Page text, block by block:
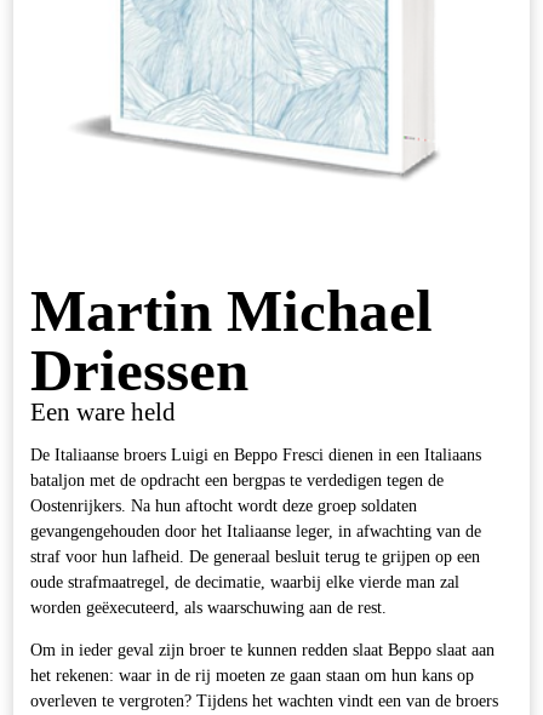
Martin Michael
Driessen
Een ware held
De Italiaanse broers Luigi en Beppo Fresci dienen in een Italiaans
bataljon met de opdracht een bergpas te verdedigen tegen de
Oostenrijkers. Na hun aftocht wordt deze groep soldaten
gevangengehouden door het Italiaanse leger, in afwachting van de
straf voor hun lafheid. De generaal besluit terug te grijpen op een
oude strafmaatregel, de decimatie, waarbij elke vierde man zal
worden geëxecuteerd, als waarschuwing aan de rest.
Om in ieder geval zijn broer te kunnen redden slaat Beppo slaat aan
het rekenen: waar in de rij moeten ze gaan staan om hun kans op
overleven te vergroten? Tijdens het wachten vindt een van de broers